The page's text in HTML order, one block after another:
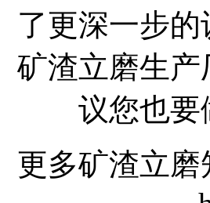
了更深一步
矿渣立磨生
议您也要
更多矿渣立